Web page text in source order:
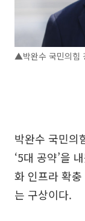
▲박완수 국민의힘
박완수 국민의
‘5대 공약’을
화 인프라 확
는 구상이다.